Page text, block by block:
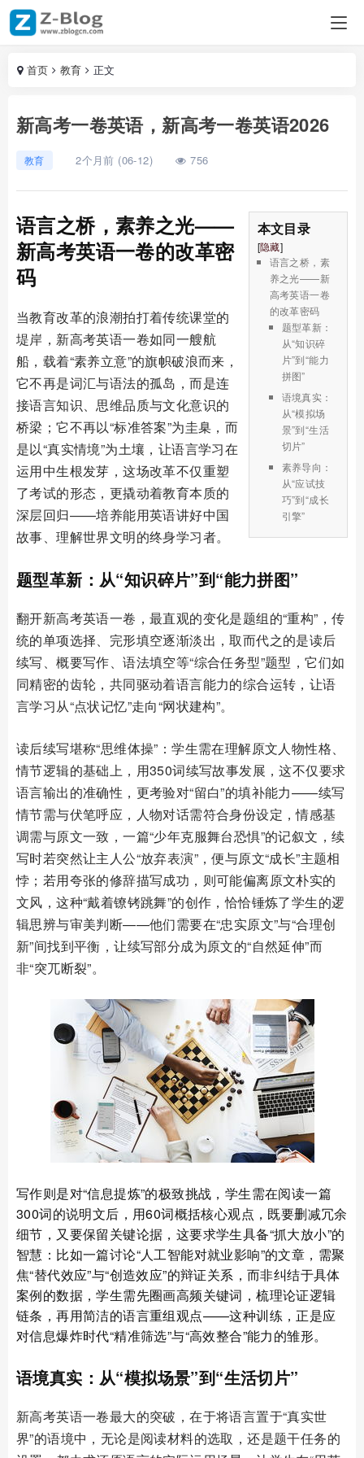
首页 教育 正文
新高考一卷英语，新高考一卷英语2026
教育 2个月前 (06-12) 756
本文目录
[隐藏]
语言之桥，素
养之光——新
高考英语一卷
的改革密码
题型革新：
从“知识碎
片”到“能力
拼图”
语境真实：
从“模拟场
景”到“生活
切片”
素养导向：
从“应试技
巧”到“成长
引擎”
语言之桥，素养之光——
新高考英语一卷的改革密
码
当教育改革的浪潮拍打着传统课堂的
堤岸，新高考英语一卷如同一艘航
船，载着“素养立意”的旗帜破浪而来，
它不再是词汇与语法的孤岛，而是连
接语言知识、思维品质与文化意识的
桥梁；它不再以“标准答案”为圭臬，而
是以“真实情境”为土壤，让语言学习在
运用中生根发芽，这场改革不仅重塑
了考试的形态，更撬动着教育本质的
深层回归——培养能用英语讲好中国
故事、理解世界文明的终身学习者。
题型革新：从“知识碎片”到“能力拼图”
翻开新高考英语一卷，最直观的变化是题组的“重构”，传
统的单项选择、完形填空逐渐淡出，取而代之的是读后
续写、概要写作、语法填空等“综合任务型”题型，它们如
同精密的齿轮，共同驱动着语言能力的综合运转，让语
言学习从“点状记忆”走向“网状建构”。
读后续写堪称“思维体操”：学生需在理解原文人物性格、
情节逻辑的基础上，用350词续写故事发展，这不仅要求
语言输出的准确性，更考验对“留白”的填补能力——续写
情节需与伏笔呼应，人物对话需符合身份设定，情感基
调需与原文一致，一篇“少年克服舞台恐惧”的记叙文，续
写时若突然让主人公“放弃表演”，便与原文“成长”主题相
悖；若用夸张的修辞描写成功，则可能偏离原文朴实的
文风，这种“戴着镣铐跳舞”的创作，恰恰锤炼了学生的逻
辑思辨与审美判断——他们需要在“忠实原文”与“合理创
新”间找到平衡，让续写部分成为原文的“自然延伸”而
非“突兀断裂”。
写作则是对“信息提炼”的极致挑战，学生需在阅读一篇
300词的说明文后，用60词概括核心观点，既要删减冗余
细节，又要保留关键论据，这要求学生具备“抓大放小”的
智慧：比如一篇讨论“人工智能对就业影响”的文章，需聚
焦“替代效应”与“创造效应”的辩证关系，而非纠结于具体
案例的数据，学生需先圈画高频关键词，梳理论证逻辑
链条，再用简洁的语言重组观点——这种训练，正是应
对信息爆炸时代“精准筛选”与“高效整合”能力的雏形。
语境真实：从“模拟场景”到“生活切片”
新高考英语一卷最大的突破，在于将语言置于“真实世
界”的语境中，无论是阅读材料的选取，还是题干任务的